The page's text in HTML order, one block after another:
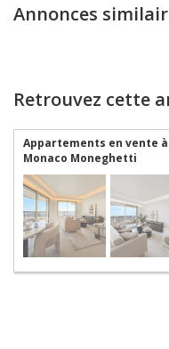
Annonces
Retrouvez cette
Appartements en vente à
Monaco Moneghetti